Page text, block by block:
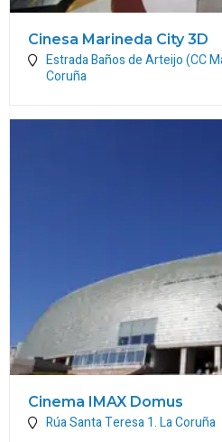
Cinesa Marineda City 3D
Estrada Baños de Arteijo (CC
Coruña
Cinema IMAX Domus
Rúa Santa Teresa 1.La Coruña